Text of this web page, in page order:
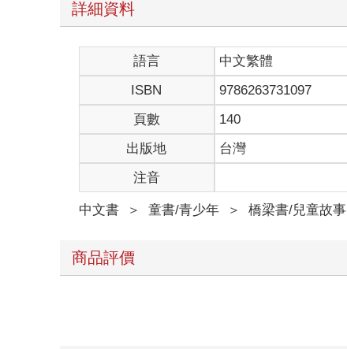
詳細資料
語言 中文繁體
ISBN
9786263731097
頁數
140
出版地
台灣
注音
中文書 ＞ 童書/青少年 ＞ 橋梁書/兒童故事
商品評價